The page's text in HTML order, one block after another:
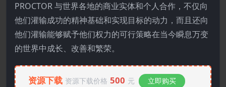
PROCTOR 与世界各地的商业实体和个人合作，不仅向
他们灌输成功的精神基础和实现目标的动力，而且还向
他们灌输能够赋予他们权力的可行策略在当今瞬息万变
的世界中成长、改善和繁荣。
资源下载 资源下载价格 500 元
立即购买